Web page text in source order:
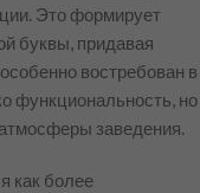
Это формирует
буквы, придавая
востребован в
функциональность, но
заведения.
как более